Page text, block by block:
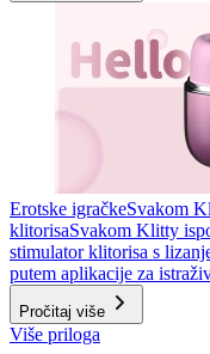
Erotske igračkeSvakom
klitorisaSvakom Klitty
stimulator klitorisa s
putem aplikacije za
Pročitaj više
Više priloga